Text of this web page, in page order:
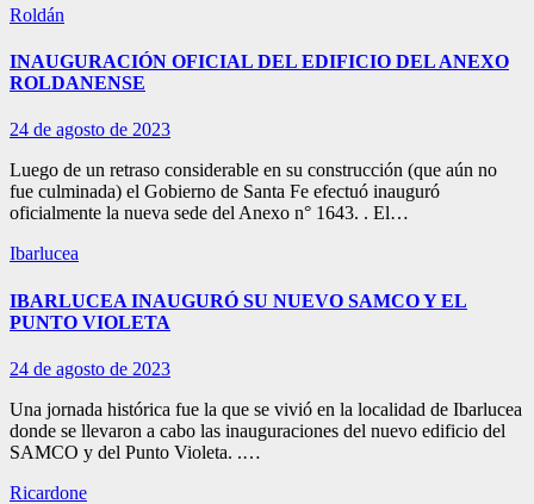
Roldán
INAUGURACIÓN OFICIAL DEL EDIFICIO DEL ANEXO
ROLDANENSE
24 de agosto de 2023
Luego de un retraso considerable en su construcción (que aún no
fue culminada) el Gobierno de Santa Fe efectuó inauguró
oficialmente la nueva sede del Anexo n° 1643. . El…
Ibarlucea
IBARLUCEA INAUGURÓ SU NUEVO SAMCO Y EL
PUNTO VIOLETA
24 de agosto de 2023
Una jornada histórica fue la que se vivió en la localidad de Ibarlucea
donde se llevaron a cabo las inauguraciones del nuevo edificio del
SAMCO y del Punto Violeta. .…
Ricardone